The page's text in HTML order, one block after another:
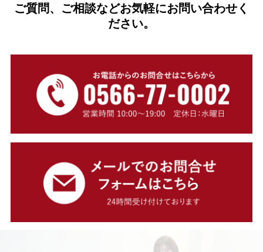
ご質問、ご相談などお気軽にお問い合わせく
ださい。